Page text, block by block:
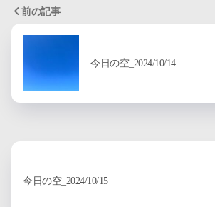
前の記事
今日の空_2024/10/14
今日の空_2024/10/15